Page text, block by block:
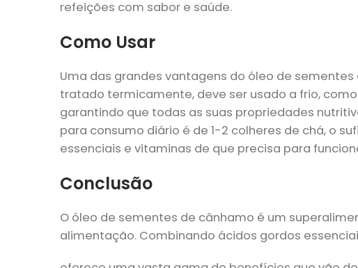
refeições com sabor e saúde.
Como Usar
Uma das grandes vantagens do óleo de
tratado termicamente, deve ser usado a frio,
garantindo que todas as suas propriedades
para consumo diário é de 1-2 colheres de chá, o
essenciais e vitaminas de que precisa para
Conclusão
O óleo de sementes de cânhamo é um
alimentação. Combinando ácidos gordos